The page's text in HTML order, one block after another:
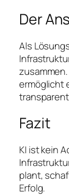
Der
Als
ermöglicht
Fazit
KI ist kein
plant,
Erfolg.